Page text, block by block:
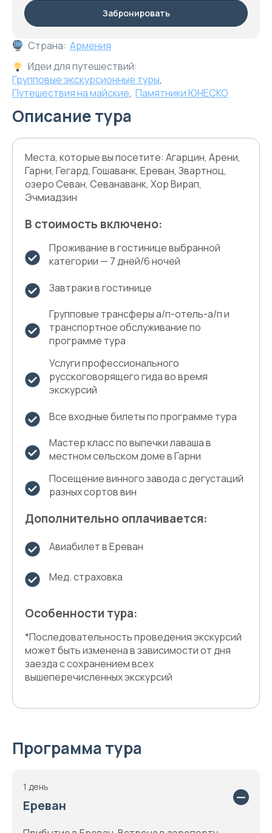
Страна: Армения
Идеи для путешествий:
Групповые экскурсионные туры,
Путешествия на майские, Памятники ЮНЕСКО
Описание тура
Места, которые вы посетите: Агарцин, Арени,
Гарни, Гегард, Гошаванк, Ереван, Звартноц,
озеро Севан, Севанаванк, Хор Вирап,
Эчмиадзин
В стоимость включено:
Проживание в гостинице выбранной
категории — 7 дней/6 ночей
Завтраки в гостинице
Групповые трансферы а/п-отель-а/п и
транспортное обслуживание по
программе тура
Услуги профессионального
русскоговорящего гида во время
экскурсий
Все входные билеты по программе тура
Мастер класс по выпечки лаваша в
местном сельском доме в Гарни
Посещение винного завода с дегустаций
разных сортов вин
Дополнительно оплачивается:
Авиабилет в Ереван
Мед. страховка
Особенности тура:
*Последовательность проведения экскурсий
может быть изменена в зависимости от дня
заезда с сохранением всех
вышеперечисленных экскурсий
Программа тура
1 день
Ереван
Забронировать